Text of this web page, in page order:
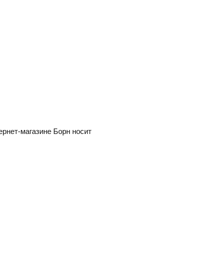
магазине Борн носит